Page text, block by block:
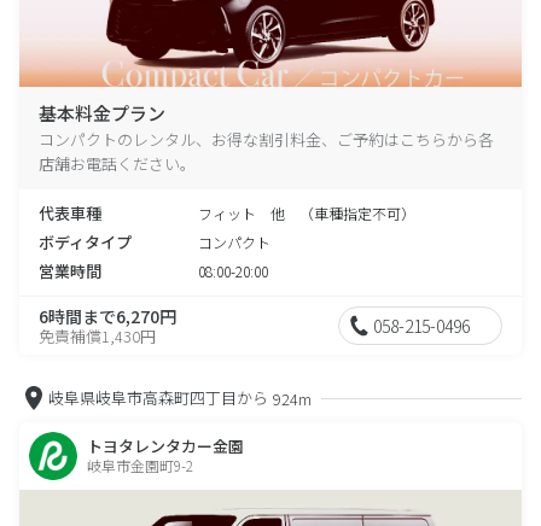
基本料金プラン
コンパクトのレンタル、お得な割引料金、ご予約はこちらから各
店舗お電話ください。
代表車種 フィット 他 （車種指定不可）
ボディタイプ コンパクト
営業時間 08:00-20:00
6時間まで6,270円
免責補償1,430円 058-215-0496
岐阜県岐阜市高森町四丁目から 924m
トヨタレンタカー金園
岐阜市金園町9-2